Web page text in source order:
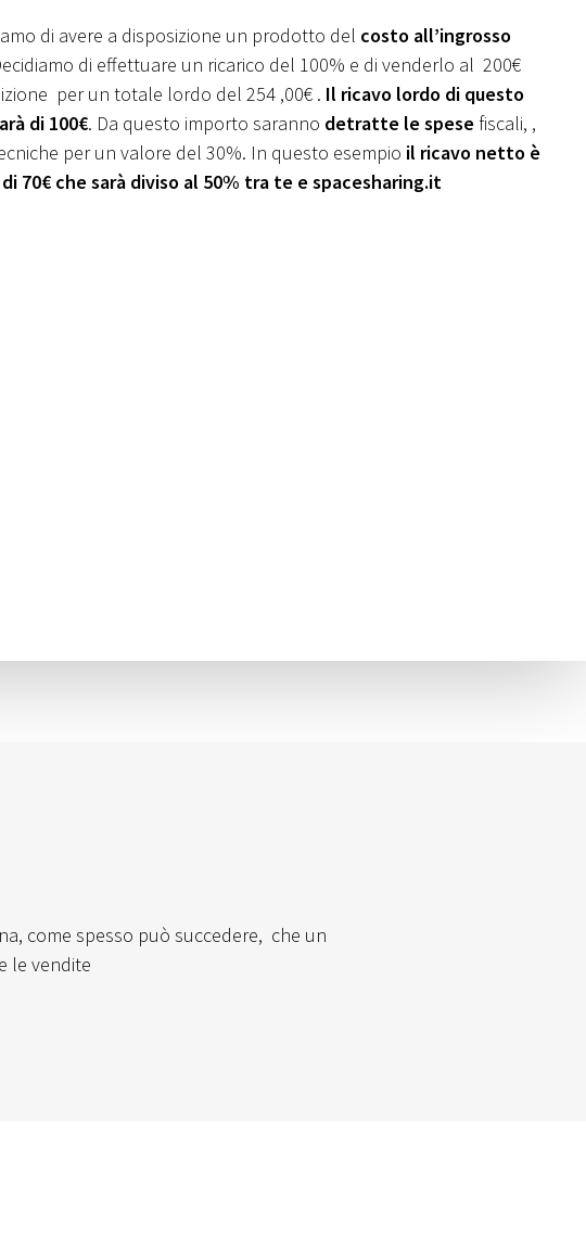
di avere a disposizione un prodotto del costo all’ingrosso
di effettuare un ricarico del 100% e di venderlo al 200€
per un totale lordo del 254 ,00€ . Il ricavo lordo di questo
di 100€. Da questo importo saranno detratte le spese fiscali, ,
per un valore del 30%. In questo esempio il ricavo netto è
di 70€ che sarà diviso al 50% tra te e spacesharing.it
come spesso può succedere, che un
le vendite